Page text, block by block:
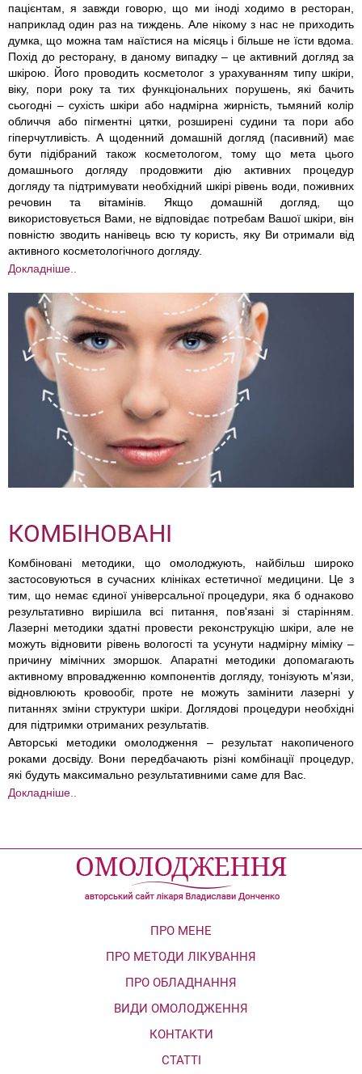
пацієнтам, я завжди говорю, що ми іноді ходимо в ресторан,
наприклад один раз на тиждень. Але нікому з нас не приходить
думка, що можна там наїстися на місяць і більше не їсти вдома.
Похід до ресторану, в даному випадку – це активний догляд за
шкірою. Його проводить косметолог з урахуванням типу шкіри,
віку, пори року та тих функціональних порушень, які бачить
сьогодні – сухість шкіри або надмірна жирність, тьмяний колір
обличчя або пігментні цятки, розширені судини та пори або
гіперчутливість. А щоденний домашній догляд (пасивний) має
бути підібраний також косметологом, тому що мета цього
домашнього догляду продовжити дію активних процедур
догляду та підтримувати необхідний шкірі рівень води, поживних
речовин та вітамінів. Якщо домашній догляд, що
використовується Вами, не відповідає потребам Вашої шкіри, він
повністю зводить нанівець всю ту користь, яку Ви отримали від
активного косметологічного догляду.
Докладніше..
КОМБІНОВАНІ
Комбіновані методики, що омолоджують, найбільш широко
застосовуються в сучасних клініках естетичної медицини. Це з
тим, що немає єдиної універсальної процедури, яка б однаково
результативно вирішила всі питання, пов'язані зі старінням.
Лазерні методики здатні провести реконструкцію шкіри, але не
можуть відновити рівень вологості та усунути надмірну міміку –
причину мімічних зморшок. Апаратні методики допомагають
активному впровадженню компонентів догляду, тонізують м'язи,
відновлюють кровообіг, проте не можуть замінити лазерні у
питаннях зміни структури шкіри. Доглядові процедури необхідні
для підтримки отриманих результатів.
Авторські методики омолодження – результат накопиченого
роками досвіду. Вони передбачають різні комбінації процедур,
які будуть максимально результативними саме для Вас.
Докладніше..
ПРО МЕНЕ
ПРО МЕТОДИ ЛІКУВАННЯ
ПРО ОБЛАДНАННЯ
ВИДИ ОМОЛОДЖЕННЯ
КОНТАКТИ
СТАТТІ